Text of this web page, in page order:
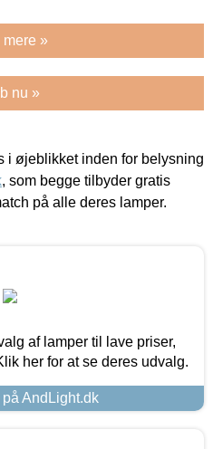
»
nu »
i øjeblikket inden for belysning
, som begge tilbyder gratis
på alle deres lamper.
af lamper til lave priser,
her for at se deres udvalg.
AndLight.dk